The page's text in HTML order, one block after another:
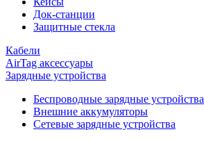
Док-станции
Защитные стекла
Кабели
AirTag аксессуары
Зарядные устройства
Беспроводные зарядные устройства
Внешние аккумуляторы
Сетевые зарядные устройства